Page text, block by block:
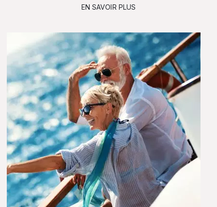
EN SAVOIR PLUS